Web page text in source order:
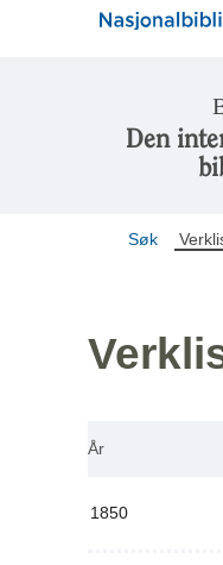
Den
Søk
År
1850